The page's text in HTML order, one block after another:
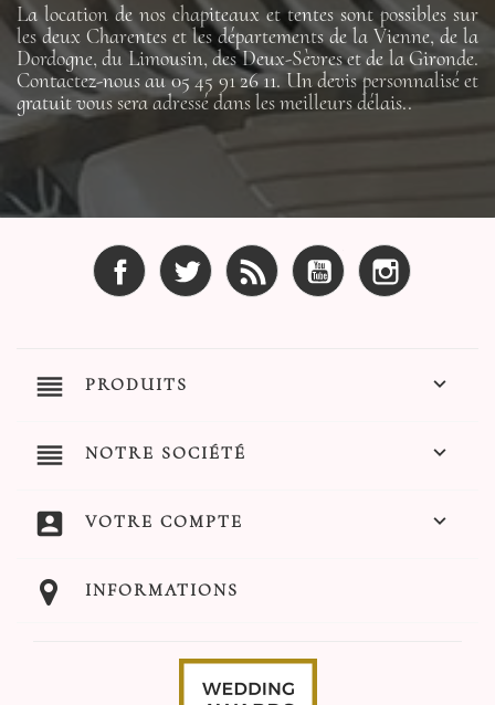
La location de nos chapiteaux et tentes sont possibles sur
les deux Charentes et les départements de la Vienne, de la
Dordogne, du Limousin, des Deux-Sèvres et de la Gironde.
Contactez-nous au 05 45 91 26 11. Un devis personnalisé et
gratuit vous sera adressé dans les meilleurs délais..
Facebook Twitter Rss YouTube
reorder PRODUITS 
reorder NOTRE SOCIÉTÉ 
account_box VOTRE COMPTE 
INFORMATIONS